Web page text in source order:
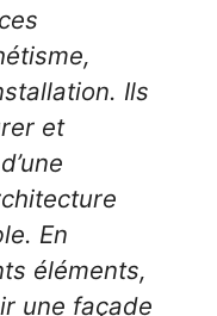
Ils
et
En
éléments,
une façade